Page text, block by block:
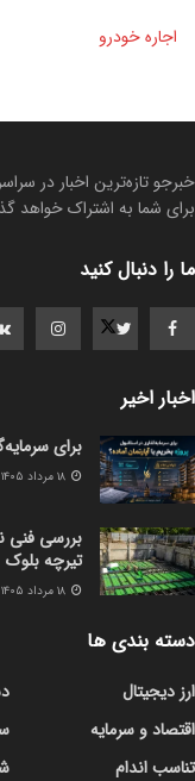
اجاره خودرو
خبرجو تازه‌ترین اخبار در
برای شما به اشتراک خواهد
ما را دنبال کنید
اخبار اخیر
برای
بررسی فنی
تیرچه بلوک
دسته بندی ها
ارز دیجیتال
اقتصاد و سرمایه
تناسب اندام